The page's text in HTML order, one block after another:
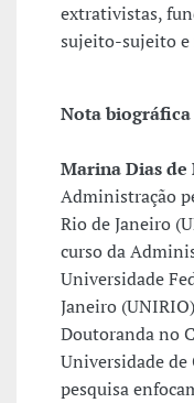
extrativistas,
sujeito-sujeito
Nota biográfica
Marina Dias de
Administração
Rio de Janeiro
curso da
Universidade
Janeiro
Doutoranda no
Universidade de
pesquisa